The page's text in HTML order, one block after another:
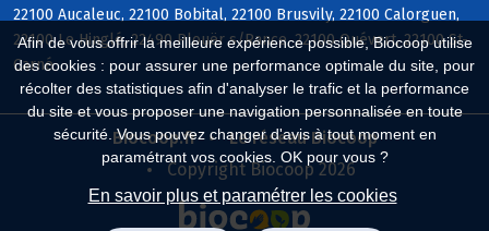
Afin de vous offrir la meilleure expérience possible, Biocoop utilise
des cookies : pour assurer une performance optimale du site, pour
récolter des statistiques afin d'analyser le trafic et la performance
du site et vous proposer une navigation personnalisée en toute
sécurité. Vous pouvez changer d'avis à tout moment en
paramétrant vos cookies. OK pour vous ?
En savoir plus et paramétrer les cookies
22100 Aucaleuc, 22100 Bobital, 22100 Brusvily, 22100 Calorguen,
22100 Le Hinglé, 22490 Plouër s/Rance, 22100 Quévert, 22100 St-
Carné
Biocoop.fr
Le réseau Biocoop
Copyright Biocoop 2026